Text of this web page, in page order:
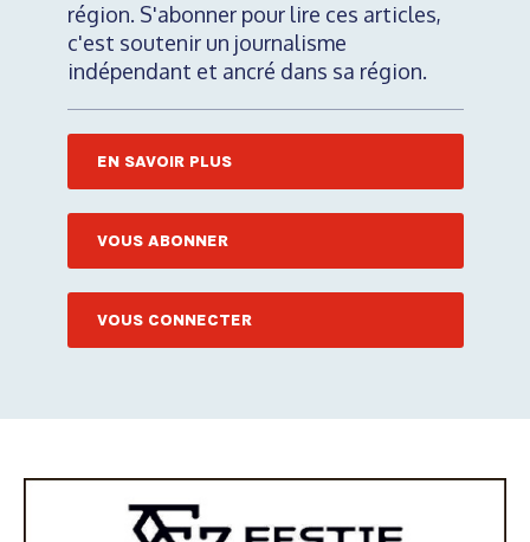
région. S'abonner pour lire ces articles,
c'est soutenir un journalisme
indépendant et ancré dans sa région.
EN SAVOIR PLUS
VOUS ABONNER
VOUS CONNECTER